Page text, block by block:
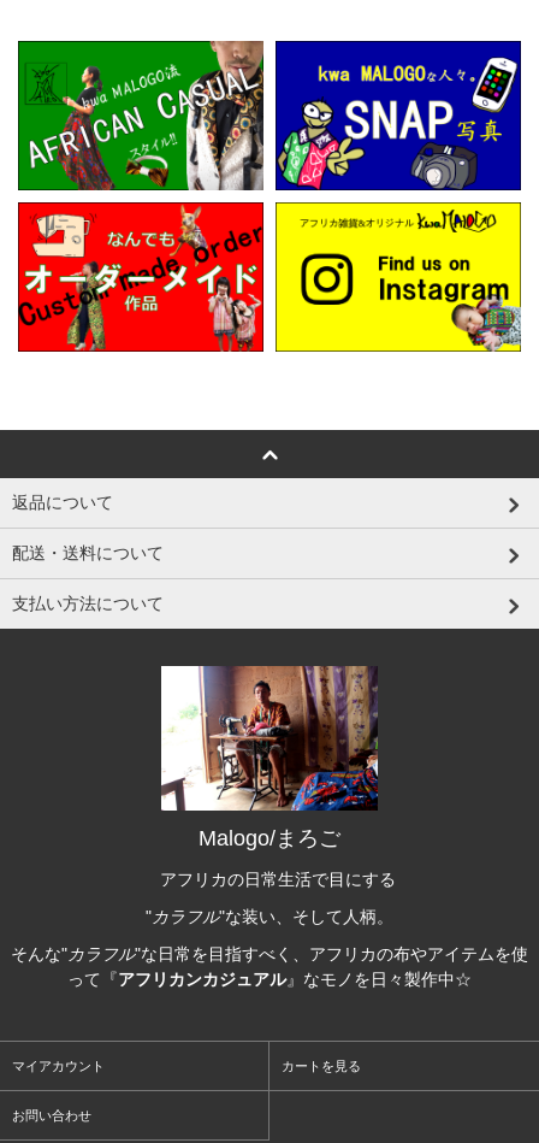
返品について
配送・送料について
支払い方法について
Malogo/まろご
アフリカの日常生活で目にする
"カラフル"な装い、そして人柄。
そんな"カラフル"な日常を目指すべく、アフリカの布やアイテムを使
って『アフリカンカジュアル』なモノを日々製作中☆
マイアカウント カートを見る
お問い合わせ